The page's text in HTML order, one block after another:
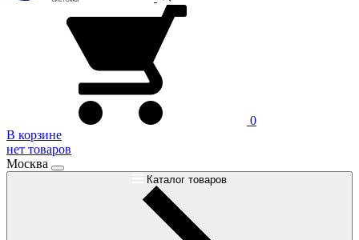
0
В корзине
нет товаров
Москва
Каталог товаров